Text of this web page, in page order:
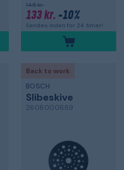
148 kr.
133 kr. -10%
Sendes inden for 24 timer!
Back to work
BOSCH
Slibeskive
2608000689